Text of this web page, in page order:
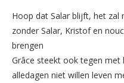
Hoop dat Salar blijft, het zal
zonder Salar, Kristof en
brengen
Grâce steekt ook tegen met
alledagen niet willen leven